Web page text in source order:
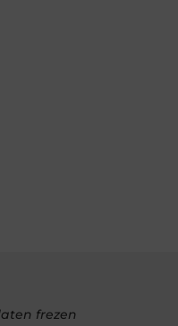
frezen